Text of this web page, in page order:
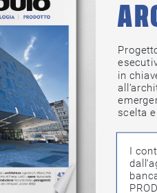
Progetto
in chiave
scelta e
I